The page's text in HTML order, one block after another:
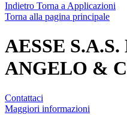
Indietro Torna a Applicazioni
Torna alla pagina principale
AESSE
ANGELO & C
Contattaci
Maggiori informazioni